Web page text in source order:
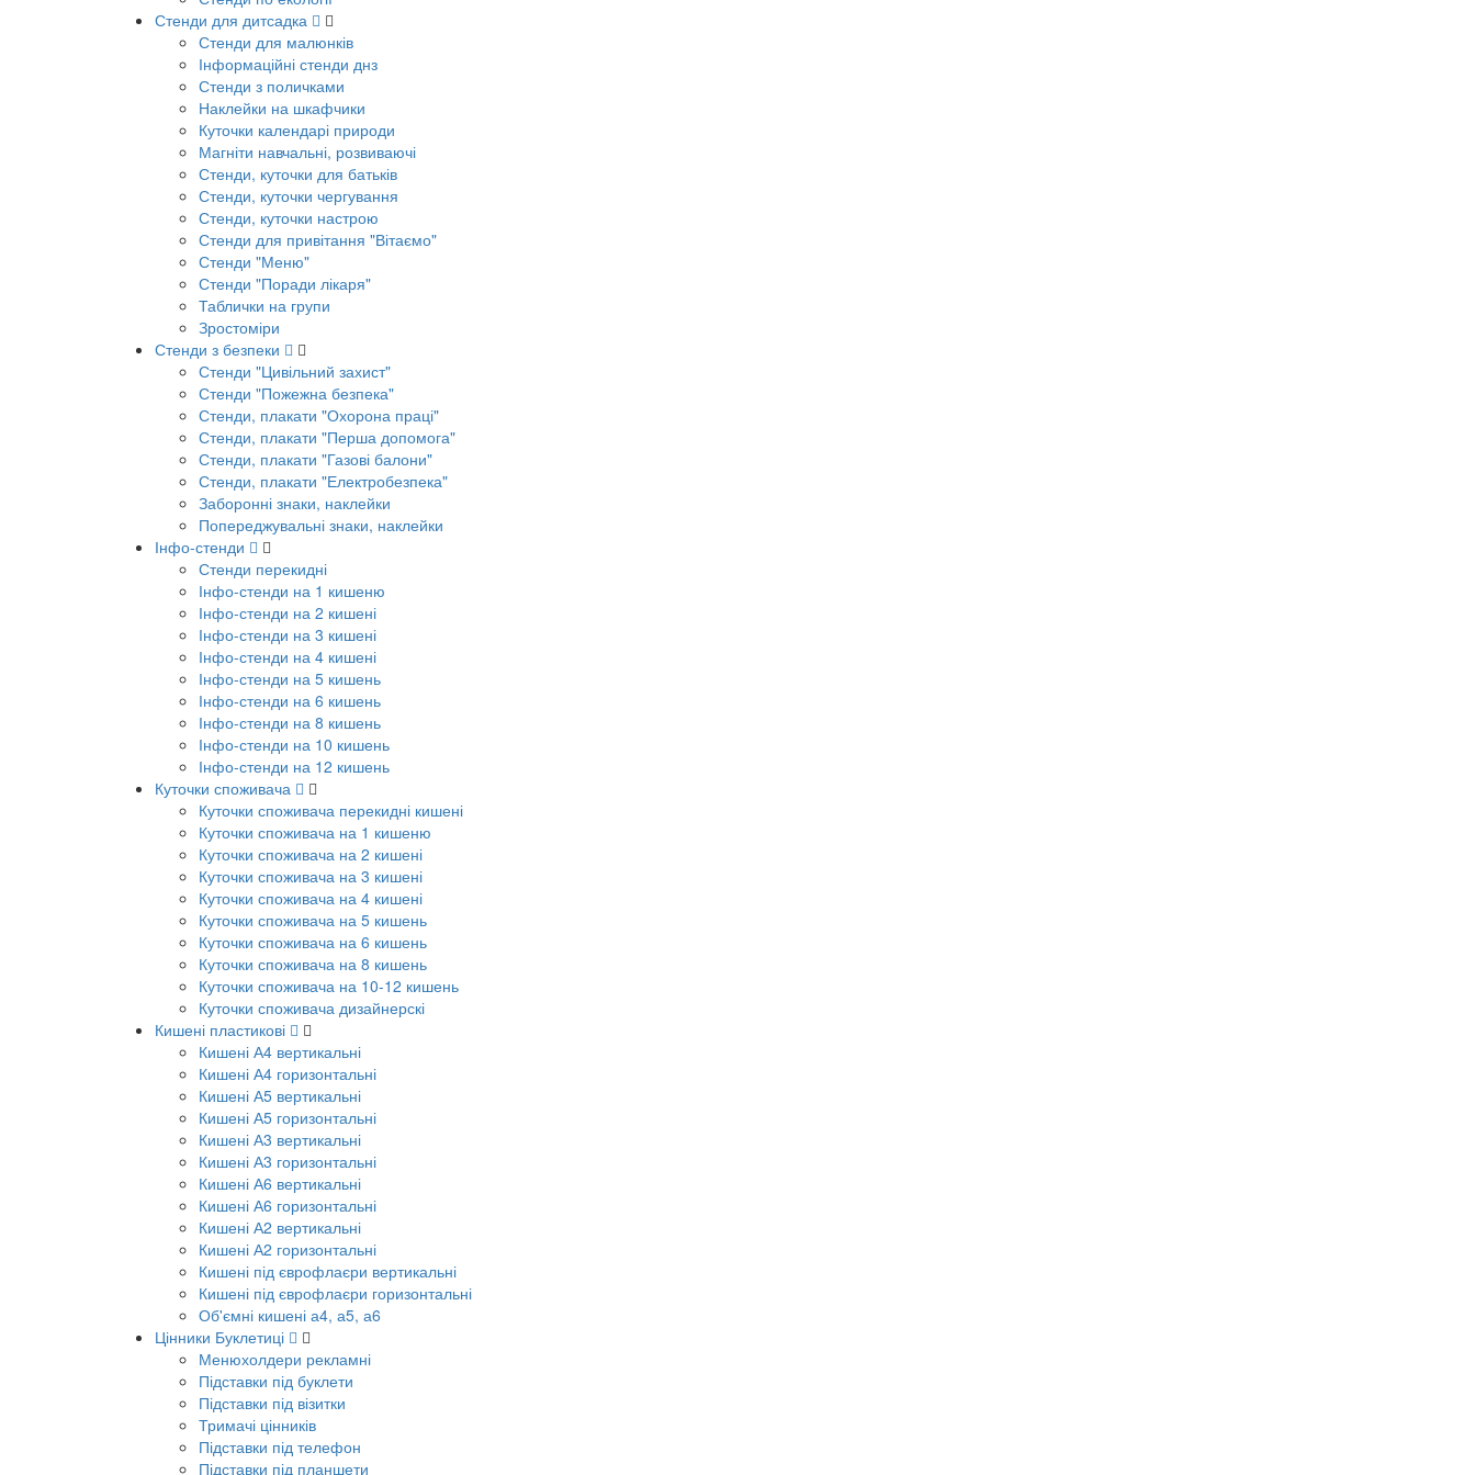
Стенди для дитсадка
Стенди для малюнків
Інформаційні стенди днз
Стенди з поличками
Наклейки на шкафчики
Куточки календарі природи
Магніти навчальні, розвиваючі
Стенди, куточки для батьків
Стенди, куточки чергування
Стенди, куточки настрою
Стенди для привітання "Вітаємо"
Стенди "Меню"
Стенди "Поради лікаря"
Таблички на групи
Зростоміри
Стенди з безпеки
Стенди "Цивільний захист"
Стенди "Пожежна безпека"
Стенди, плакати "Охорона праці"
Стенди, плакати "Перша допомога"
Стенди, плакати "Газові балони"
Стенди, плакати "Електробезпека"
Заборонні знаки, наклейки
Попереджувальні знаки, наклейки
Інфо-стенди
Стенди перекидні
Інфо-стенди на 1 кишеню
Інфо-стенди на 2 кишені
Інфо-стенди на 3 кишені
Інфо-стенди на 4 кишені
Інфо-стенди на 5 кишень
Інфо-стенди на 6 кишень
Інфо-стенди на 8 кишень
Інфо-стенди на 10 кишень
Інфо-стенди на 12 кишень
Куточки споживача
Куточки споживача перекидні кишені
Куточки споживача на 1 кишеню
Куточки споживача на 2 кишені
Куточки споживача на 3 кишені
Куточки споживача на 4 кишені
Куточки споживача на 5 кишень
Куточки споживача на 6 кишень
Куточки споживача на 8 кишень
Куточки споживача на 10-12 кишень
Куточки споживача дизайнерскі
Кишені пластикові
Кишені А4 вертикальні
Кишені А4 горизонтальні
Кишені А5 вертикальні
Кишені А5 горизонтальні
Кишені А3 вертикальні
Кишені А3 горизонтальні
Кишені А6 вертикальні
Кишені А6 горизонтальні
Кишені А2 вертикальні
Кишені А2 горизонтальні
Кишені під єврофлаєри вертикальні
Кишені під єврофлаєри горизонтальні
Об'ємні кишені а4, а5, а6
Цінники Буклетиці
Менюхолдери рекламні
Підставки під буклети
Підставки під візитки
Тримачі цінників
Підставки під телефон
Підставки під планшети